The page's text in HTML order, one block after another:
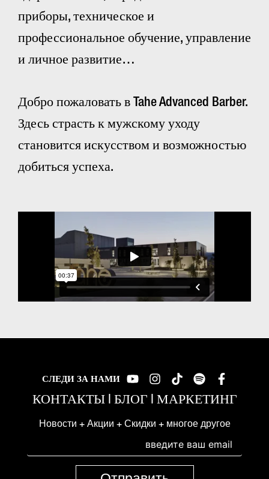
приборы, техническое и
профессиональное обучение, управление
и личное развитие…
Добро пожаловать в Tahe Advanced Barber.
Здесь страсть к мужскому уходу
становится искусством и возможностью
добиться успеха.
СЛЕДИ ЗА НАМИ
КОНТАКТЫ| БЛОГ | МАРКЕТИНГ
Новости + Акции + Скидки + многое другое